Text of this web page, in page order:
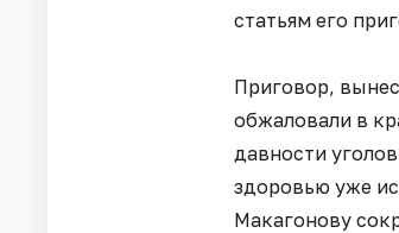
статьям его
Приговор,
обжаловали в
давности
здоровью уже
Макагонову